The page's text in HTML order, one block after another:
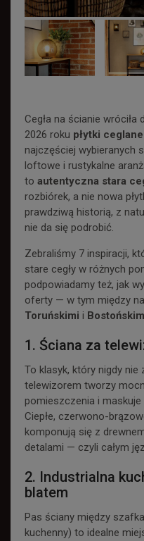
Cegła na ścianie wróciła
2026 roku płytki
najczęściej wybieranych
loftowe i rustykalne
to autentyczna stara
rozbiórek, a nie nowa
prawdziwą historią, z
nie da się podrobić.
Zebraliśmy 7 inspiracji,
stare cegły w różnych
podpowiadamy też, jak
oferty — w tym między
Toruńskimi i
1. Ściana za
To klasyk, który nigdy nie
telewizorem tworzy
pomieszczenia i maskuje
Ciepłe, czerwono-
komponują się z
detalami — czyli całym
2. Industrialna
blatem
Pas ściany między
kuchenny) to idealne